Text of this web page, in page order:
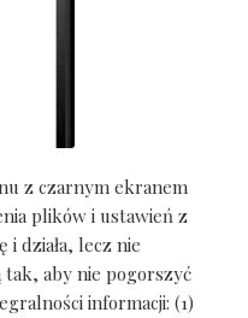
z czarnym ekranem
plików i ustawień z
działa, lecz nie
aby nie pogorszyć
informacji: (1)